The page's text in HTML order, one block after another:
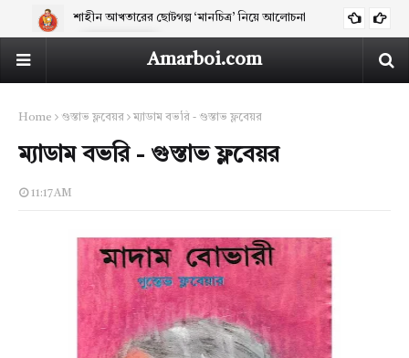
শাহীন আখতারের ছোটগল্প ‘মানচিত্র’ নিয়ে আলোচনা
Amarboi.com
Home গুস্তাভ ফ্লবেয়র ম্যাডাম বভরি - গুস্তাভ ফ্লবেয়র
ম্যাডাম বভরি - গুস্তাভ ফ্লবেয়র
11:17 AM